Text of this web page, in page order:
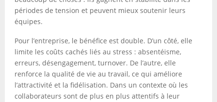
périodes de tension et peuvent mieux soutenir leurs
équipes.
Pour l’entreprise, le bénéfice est double. D’un côté, elle
limite les coûts cachés liés au stress : absentéisme,
erreurs, désengagement, turnover. De l’autre, elle
renforce la qualité de vie au travail, ce qui améliore
l’attractivité et la fidélisation. Dans un contexte où les
collaborateurs sont de plus en plus attentifs à leur